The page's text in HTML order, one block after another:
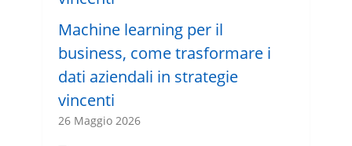
Machine learning per il
business, come trasformare i
dati aziendali in strategie
vincenti
26 Maggio 2026